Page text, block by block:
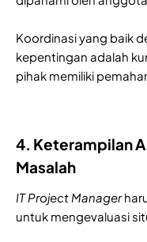
Koordinasi yang baik
kepentingan adalah
pihak memiliki
4. Keterampilan
Masalah
IT Project Manager
untuk mengevaluasi